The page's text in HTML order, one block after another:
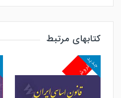
کتابهای مرتبط
پرفروش
جدید